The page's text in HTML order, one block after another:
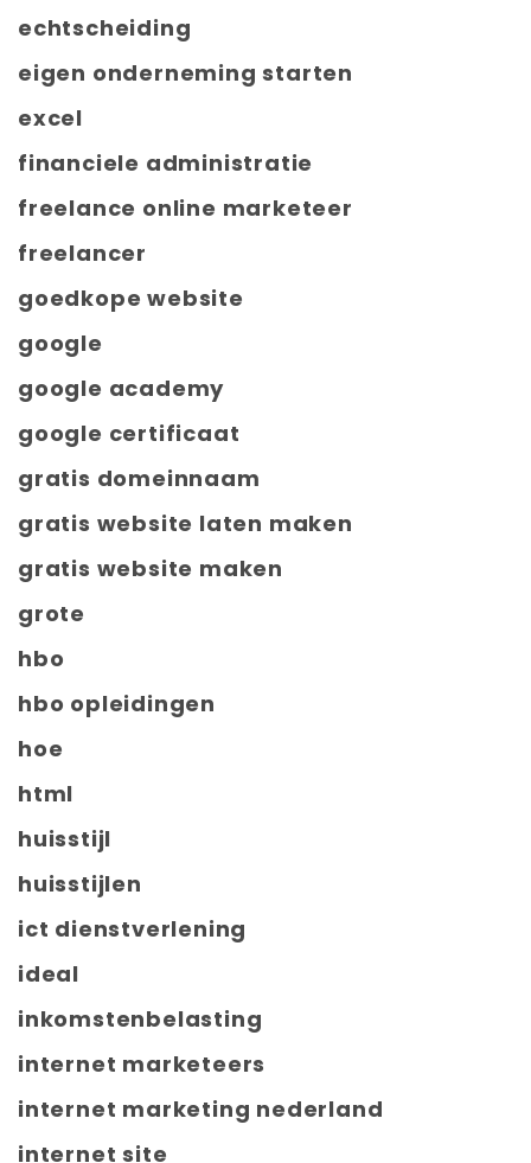
echtscheiding
eigen onderneming starten
excel
financiele administratie
freelance online marketeer
freelancer
goedkope website
google
google academy
google certificaat
gratis domeinnaam
gratis website laten maken
gratis website maken
grote
hbo
hbo opleidingen
hoe
html
huisstijl
huisstijlen
ict dienstverlening
ideal
inkomstenbelasting
internet marketeers
internet marketing nederland
internet site